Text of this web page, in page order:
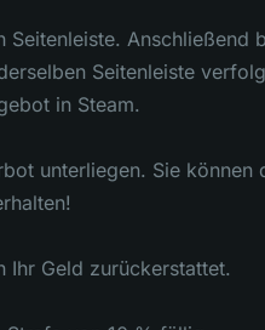
Anschließend
Seitenleiste
in Steam.
unterliegen. Sie können
Ihr Geld zurückerstattet.